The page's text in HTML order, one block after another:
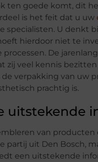
ten goede komt, dit
is het feit dat u uw
specialisten. U denkt
hierdoor niet te
processen. De
zij veel kennis
de verpakking van uw
prachtig is.
uitstekende
van
partij uit Den Bosch,
een uitstekende